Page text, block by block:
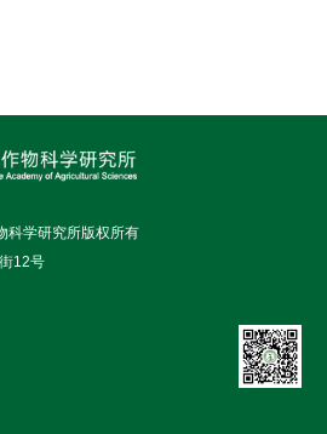
科学研究所版权所有
12号